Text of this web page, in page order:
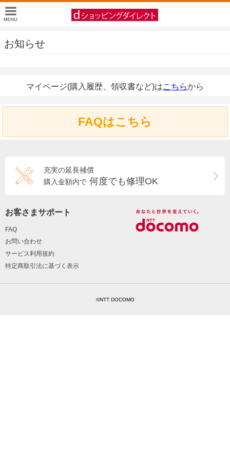
お知らせ
マイページ(購入履歴、領収書など)はこちらから
FAQはこちら
充実の延長補償
購入金額内で 何度でも修理OK
お客さまサポート
FAQ
お問い合わせ
サービス利用規約
特定商取引法に基づく表示
©NTT DOCOMO